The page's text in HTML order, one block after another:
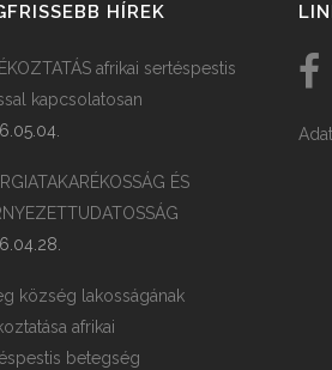
HÍREK
afrikai sertéspestis
kapcsolatosan
ÉS
község lakosságának
afrikai
betegség